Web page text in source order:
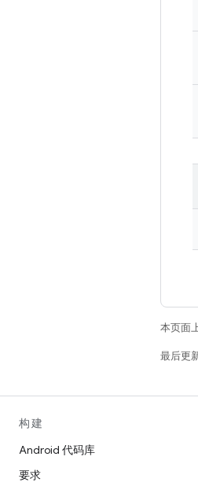
本页面
最后更
构建
Android 代码库
要求